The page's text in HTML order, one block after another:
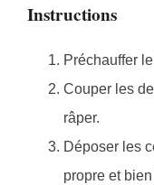
Instructions
Préchauffer
Couper les
râper.
Déposer les
propre et